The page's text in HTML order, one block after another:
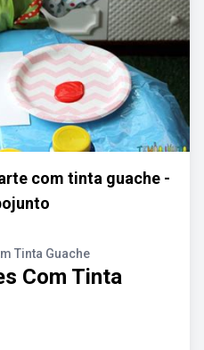
com tinta guache -
Tinta Guache
Com Tinta